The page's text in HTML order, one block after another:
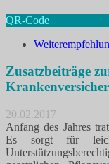
QR-Code
Zusatzbeiträge
20.02.2017
Anfang des Jahres
Es sorgt für